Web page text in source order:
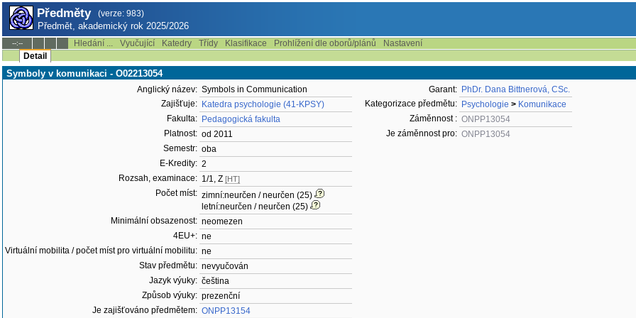
Předměty (verze: 983)
Předmět, akademický rok 2025/2026
--:-- Hledání ... Vyučující Katedry Třídy Klasifikace Prohlížení dle oborů/plánů
Nastavení
Detail
Symboly v komunikaci - O02213054
Anglický název: Symbols in Communication
Zajišťuje: Katedra psychologie (41-KPSY)
Fakulta: Pedagogická fakulta
Platnost: od 2011
Semestr: oba
E-Kredity: 2
Rozsah, examinace: 1/1, Z [HT]
Počet míst: zimní:neurčen / neurčen (25)
letní:neurčen / neurčen (25)
Minimální obsazenost: neomezen
4EU+: ne
Virtuální mobilita / počet míst pro virtuální mobilitu: ne
Stav předmětu: nevyučován
Jazyk výuky: čeština
Způsob výuky: prezenční
Je zajišťováno předmětem: ONPP13154
Garant: PhDr. Dana Bittnerová, CSc.
Kategorizace předmětu: Psychologie > Komunikace
Záměnnost : ONPP13054
Je záměnnost pro: ONPP13054